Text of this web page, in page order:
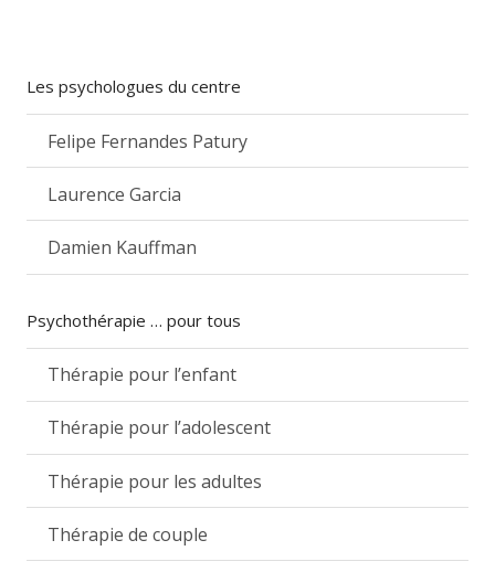
Les psychologues du centre
Felipe Fernandes Patury
Laurence Garcia
Damien Kauffman
Psychothérapie … pour tous
Thérapie pour l’enfant
Thérapie pour l’adolescent
Thérapie pour les adultes
Thérapie de couple